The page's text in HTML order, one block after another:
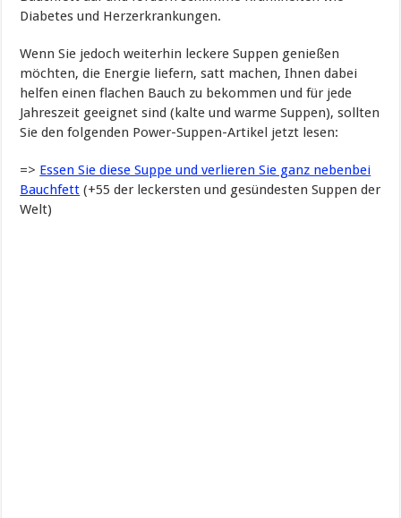
Diabetes und Herzerkrankungen.
Wenn Sie jedoch weiterhin leckere Suppen genießen
möchten, die Energie liefern, satt machen, Ihnen dabei
helfen einen flachen Bauch zu bekommen und für jede
Jahreszeit geeignet sind (kalte und warme Suppen), sollten
Sie den folgenden Power-Suppen-Artikel jetzt lesen:
=> Essen Sie diese Suppe und verlieren Sie ganz nebenbei
Bauchfett (+55 der leckersten und gesündesten Suppen der
Welt)